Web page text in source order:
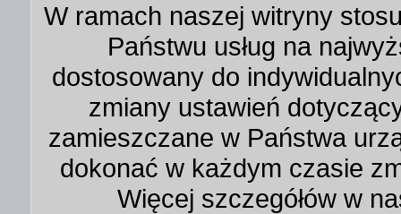
W ramach naszej witryny
Państwu usług na
dostosowany do
zmiany ustawień
zamieszczane w Państwa
dokonać w każdym czasie
Więcej szczegółów w